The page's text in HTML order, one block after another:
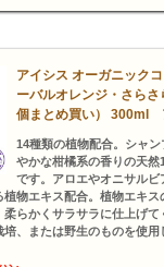
アイシス オーガニック
ーバルオレンジ・さら
個まとめ買い） 300ml
14種類の植物配合。シャ
やかな柑橘系の香りの天
です。アロエやオニサル
植物エキス配合。植物エキ
柔らかくサラサラに仕上げ
、または野生のものを使用